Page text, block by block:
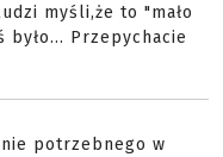
myśli,że to "mało
było... Przepychacie
potrzebnego w